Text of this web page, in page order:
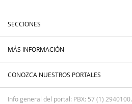
SECCIONES
MÁS INFORMACIÓN
CONOZCA NUESTROS PORTALES
Info general del portal: PBX: 57 (1) 2940100.